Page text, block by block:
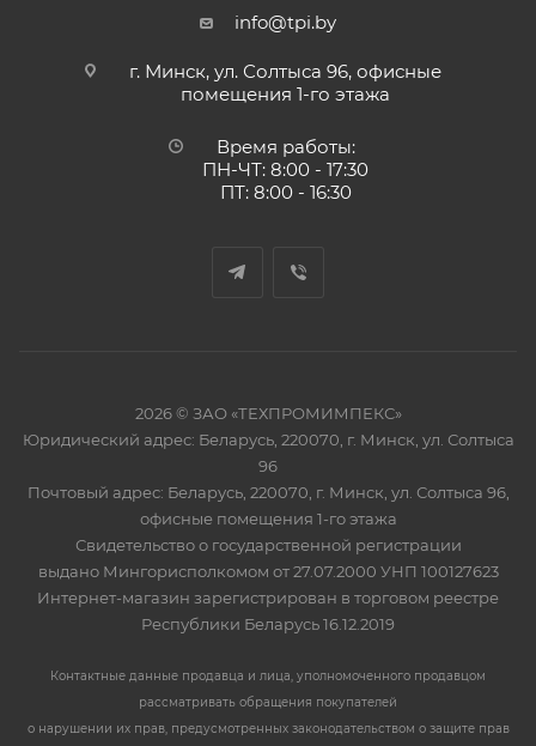
info@tpi.by
г. Минск, ул. Солтыса 96, офисные
помещения 1-го этажа
Время работы:
ПН-ЧТ: 8:00 - 17:30
ПТ: 8:00 - 16:30
2026 © ЗАО «ТЕХПРОМИМПЕКС»
Юридический адрес: Беларусь, 220070, г. Минск, ул. Солтыса
96
Почтовый адрес: Беларусь, 220070, г. Минск, ул. Солтыса 96,
офисные помещения 1-го этажа
Свидетельство о государственной регистрации
выдано Мингорисполкомом от 27.07.2000 УНП 100127623
Интернет-магазин зарегистрирован в торговом реестре
Республики Беларусь 16.12.2019
Контактные данные продавца и лица, уполномоченного продавцом
рассматривать обращения покупателей
о нарушении их прав, предусмотренных законодательством о защите прав